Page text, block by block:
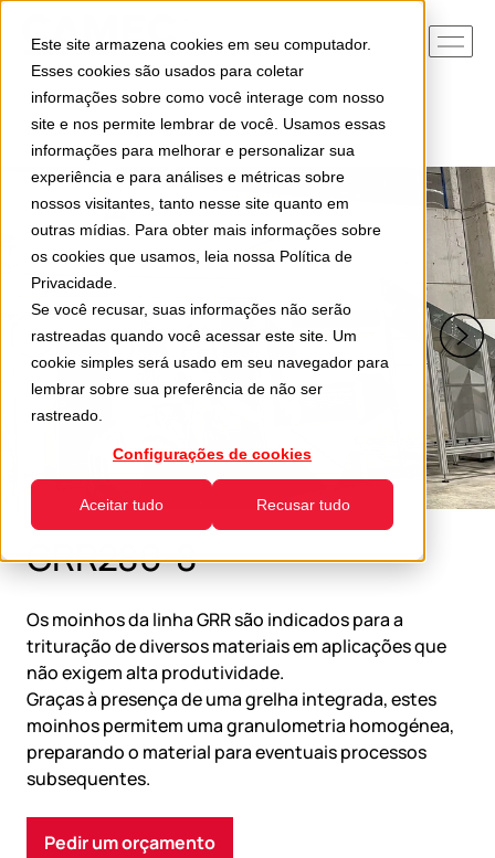
Este site armazena cookies em seu computador.
Esses cookies são usados para coletar
informações sobre como você interage com nosso
site e nos permite lembrar de você. Usamos essas
informações para melhorar e personalizar sua
experiência e para análises e métricas sobre
nossos visitantes, tanto nesse site quanto em
outras mídias. Para obter mais informações sobre
os cookies que usamos, leia nossa Política de
Privacidade
Se você recusar, suas informações não serão
rastreadas quando você acessar este site. Um
cookie simples será usado em seu navegador para
lembrar sobre sua preferência de não ser
rastreado.
Configurações de cookies
Aceitar tudo Recusar tudo
Home Entrega imediata GRR280-8
GRR280-8
Os moinhos da linha GRR são indicados para a
trituração de diversos materiais em aplicações que
não exigem alta produtividade.
Graças à presença de uma grelha integrada, estes
moinhos permitem uma granulometria homogénea,
preparando o material para eventuais processos
subsequentes.
Pedir um orçamento